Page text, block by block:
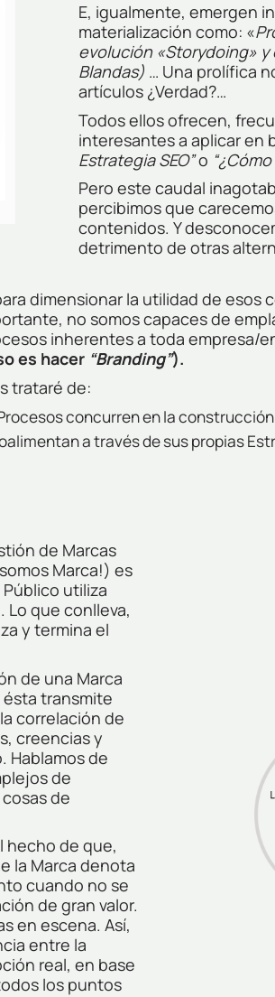
E, igualmente, emergen
materialización como: «
evolución «Storydoing»
Blandas) … Una prolífica
artículos ¿Verdad?…
Todos ellos ofrecen,
interesantes a aplicar en
Estrategia SEO”o
Pero este caudal
percibimos que
contenidos. Y
detrimento de otras
dimensionar la utilidad de
no somos capaces de
inherentes a toda empresa/
es hacer “Branding”).
trataré de:
concurren en la
a través de sus propias
de Marcas
Marca!) es
utiliza
. Lo que conlleva,
y termina el
de una Marca
transmite
correlación de
creencias y
Hablamos de
de
de
hecho de que,
la Marca denota
cuando no se
de gran valor.
en escena. Así,
entre la
real, en base
los puntos